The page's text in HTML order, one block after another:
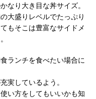
なり大き目な丼サイズ。
大盛りレベルでたっぷり
もそこは豊富なサイドメ
ランチを食べたい場合に
実しているよう。
い方をしてもいいかも知